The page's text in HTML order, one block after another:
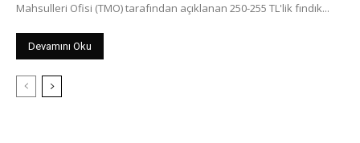
Mahsulleri Ofisi (TMO) tarafından açıklanan 250-255 TL'lik fındık...
Devamını Oku